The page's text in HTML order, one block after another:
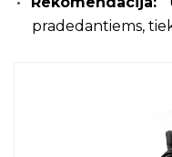
pradedantiems,